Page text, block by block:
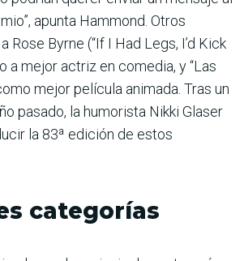
apunta Hammond. Otros
Rose Byrne (“If I Had Legs, I’d Kick
a mejor actriz en comedia, y “Las
mejor película animada. Tras un
pasado, la humorista Nikki Glaser
la 83ª edición de estos
categorías